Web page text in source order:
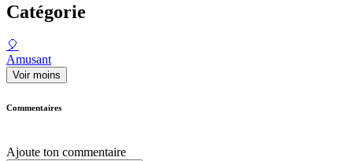
Catégorie
🎈
Amusant
Voir moins
Commentaires
Ajoute ton commentaire